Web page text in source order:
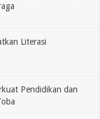
Literasi
Pendidikan dan